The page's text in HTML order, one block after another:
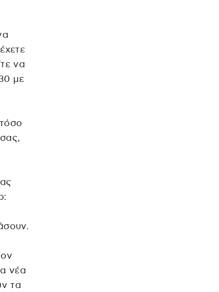
να
με
νέα
τα